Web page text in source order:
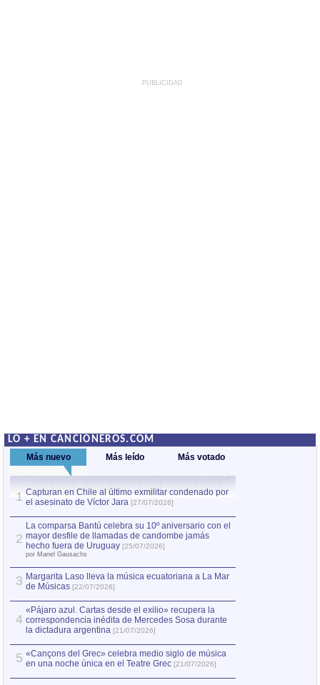
PUBLICIDAD
LO + EN CANCIONEROS.COM
Más nuevo Más leído Más votado
1 Capturan en Chile al último exmilitar condenado por
el asesinato de Víctor Jara [27/07/2026]
2
La comparsa Bantú celebra su 10º aniversario con el
mayor desfile de llamadas de candombe jamás
hecho fuera de Uruguay [25/07/2026]
por Manel Gausachs
3 Margarita Laso lleva la música ecuatoriana a La Mar
de Músicas [22/07/2026]
4
«Pájaro azul. Cartas desde el exilio» recupera la
correspondencia inédita de Mercedes Sosa durante
la dictadura argentina [21/07/2026]
5 «Cançons del Grec» celebra medio siglo de música
en una noche única en el Teatre Grec [21/07/2026]